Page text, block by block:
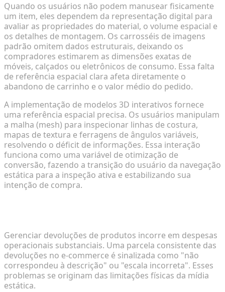
Quando os usuários não podem manusear fisicamente
um item, eles dependem da representação digital para
avaliar as propriedades do material, o volume espacial e
os detalhes de montagem. Os carrosséis de imagens
padrão omitem dados estruturais, deixando os
compradores estimarem as dimensões exatas de
móveis, calçados ou eletrônicos de consumo. Essa falta
de referência espacial clara afeta diretamente o
abandono de carrinho e o valor médio do pedido.
A implementação de modelos 3D interativos fornece
uma referência espacial precisa. Os usuários manipulam
a malha (mesh) para inspecionar linhas de costura,
mapas de textura e ferragens de ângulos variáveis,
resolvendo o déficit de informações. Essa interação
funciona como uma variável de otimização de
conversão, fazendo a transição do usuário da navegação
estática para a inspeção ativa e estabilizando sua
intenção de compra.
Gerenciar devoluções de produtos incorre em despesas
operacionais substanciais. Uma parcela consistente das
devoluções no e-commerce é sinalizada como "não
correspondeu à descrição" ou "escala incorreta". Esses
problemas se originam das limitações físicas da mídia
estática.